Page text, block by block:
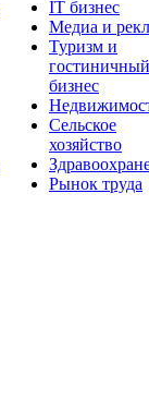
IT бизнес
Медиа и
Туризм и
гостиничный
бизнес
Сельское
хозяйство
Рынок труда